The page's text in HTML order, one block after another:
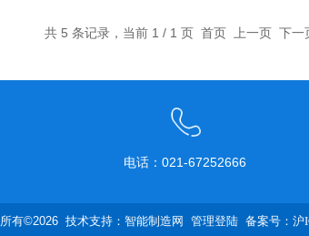
共 5 条记录，当前 1 / 1 页 首页 上一页 下
电话：021-67252666
有©2026 技术支持： 智能制造网 管理登陆 备案号：沪